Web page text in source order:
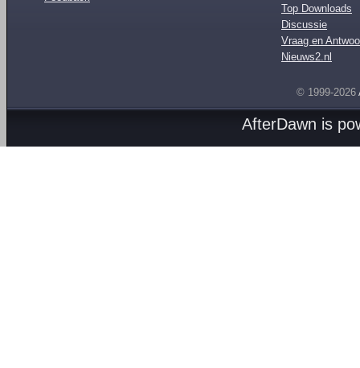
Top Downloads
Discussie
Vraag en
Nieuws2.nl
© 1999-2026
AfterDawn is